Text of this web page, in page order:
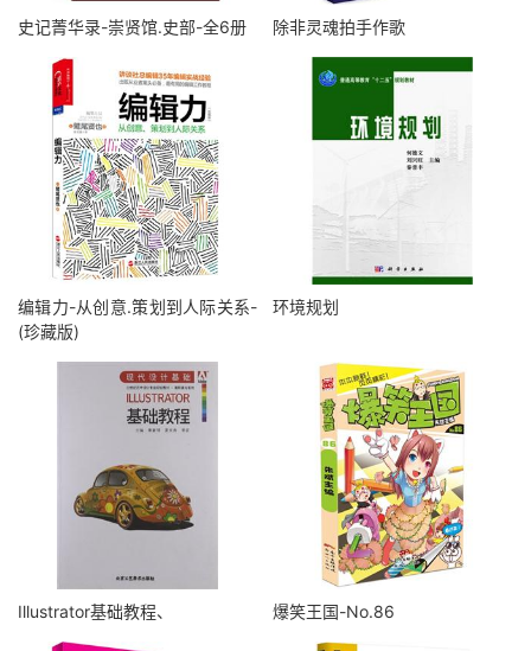
史记菁华录-崇贤馆.史部-全6册 除非灵魂拍手作歌
编辑力-从创意.策划到人际关系-
(珍藏版)
环境规划
Illustrator基础教程、 爆笑王国-No.86